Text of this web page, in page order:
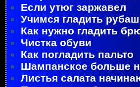
Если утюг заржавел
Учимся гладить
Как нужно гладить
Чистка обуви
Как погладить пальто
Шампанское больше
Листья салата